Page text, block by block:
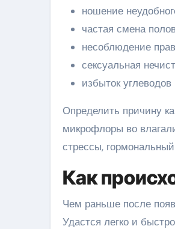
ношение
частая смена
несоблюдение
сексуальная
избыток
Определить причину
микрофлоры во
стрессы,
Как
Чем раньше после
Удастся легко и